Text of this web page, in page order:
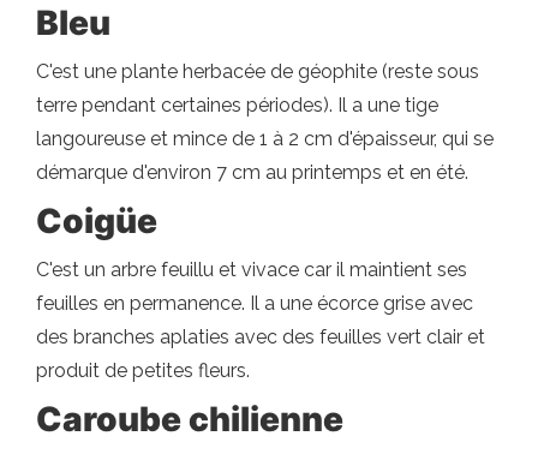
Bleu
C'est une plante herbacée de géophite (reste sous
terre pendant certaines périodes). Il a une tige
langoureuse et mince de 1 à 2 cm d'épaisseur, qui se
démarque d'environ 7 cm au printemps et en été.
Coigüe
C'est un arbre feuillu et vivace car il maintient ses
feuilles en permanence. Il a une écorce grise avec
des branches aplaties avec des feuilles vert clair et
produit de petites fleurs.
Caroube chilienne